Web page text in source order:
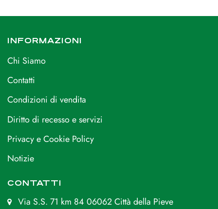
INFORMAZIONI
Chi Siamo
Contatti
Condizioni di vendita
Diritto di recesso e servizi
Privacy e Cookie Policy
Notizie
CONTATTI
Via S.S. 71 km 84 06062 Città della Pieve